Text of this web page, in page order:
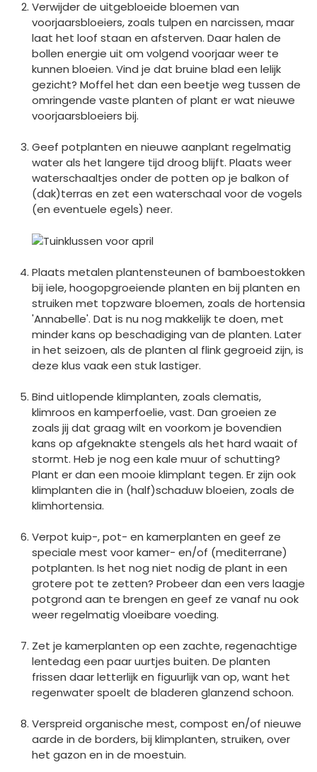
Verwijder de uitgebloeide bloemen van
voorjaarsbloeiers, zoals tulpen en narcissen, maar
laat het loof staan en afsterven. Daar halen de
bollen energie uit om volgend voorjaar weer te
kunnen bloeien. Vind je dat bruine blad een lelijk
gezicht? Moffel het dan een beetje weg tussen de
omringende vaste planten of plant er wat nieuwe
voorjaarsbloeiers bij.
Geef potplanten en nieuwe aanplant regelmatig
water als het langere tijd droog blijft. Plaats weer
waterschaaltjes onder de potten op je balkon of
(dak)terras en zet een waterschaal voor de vogels
(en eventuele egels) neer.
Plaats metalen plantensteunen of bamboestokken
bij iele, hoogopgroeiende planten en bij planten en
struiken met topzware bloemen, zoals de hortensia
'Annabelle'. Dat is nu nog makkelijk te doen, met
minder kans op beschadiging van de planten. Later
in het seizoen, als de planten al flink gegroeid zijn, is
deze klus vaak een stuk lastiger.
Bind uitlopende klimplanten, zoals clematis,
klimroos en kamperfoelie, vast. Dan groeien ze
zoals jij dat graag wilt en voorkom je bovendien
kans op afgeknakte stengels als het hard waait of
stormt. Heb je nog een kale muur of schutting?
Plant er dan een mooie klimplant tegen. Er zijn ook
klimplanten die in (half)schaduw bloeien, zoals de
klimhortensia.
Verpot kuip-, pot- en kamerplanten en geef ze
speciale mest voor kamer- en/of (mediterrane)
potplanten. Is het nog niet nodig de plant in een
grotere pot te zetten? Probeer dan een vers laagje
potgrond aan te brengen en geef ze vanaf nu ook
weer regelmatig vloeibare voeding.
Zet je kamerplanten op een zachte, regenachtige
lentedag een paar uurtjes buiten. De planten
frissen daar letterlijk en figuurlijk van op, want het
regenwater spoelt de bladeren glanzend schoon.
Verspreid organische mest, compost en/of nieuwe
aarde in de borders, bij klimplanten, struiken, over
het gazon en in de moestuin.